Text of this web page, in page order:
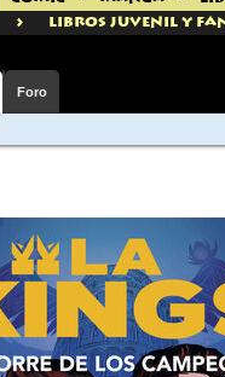
> Libros Juvenil Y
Foro